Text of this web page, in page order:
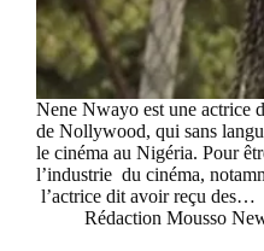
Nene Nwayo est une actrice
de Nollywood, qui sans
le cinéma au Nigéria. Pour
l’industrie du cinéma,
l’actrice dit avoir reçu des…
Rédaction Mousso